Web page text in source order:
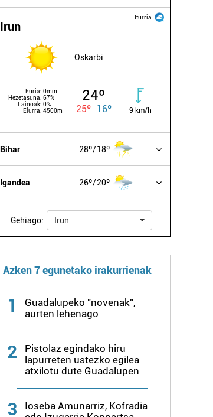
Iturria:
Irun
Oskarbi
Euria: 0mm
Hezetasuna: 67%
Lainoak: 0%
Elurra: 4500m
24º
25º 16º 9 km/h
Bihar 28º 18º
Igandea 26º 20º
Gehiago: Irun
Azken 7 egunetako irakurrienak
1
Guadalupeko "novenak",
aurten lehenago
2
Pistolaz egindako hiru
lapurreten ustezko egilea
atxilotu dute Guadalupen
3
Ioseba Amunarriz, Kofradia